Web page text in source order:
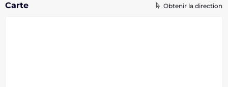
Carte Obtenir la direction